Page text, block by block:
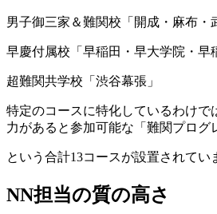
男子御三家＆難関校「開成・麻布・
早慶付属校「早稲田・早大学院・早
超難関共学校「渋谷幕張」
特定のコースに特化しているわけで
力があると参加可能な「難関プログ
という合計13コースが設置されてい
NN担当の質の高さ